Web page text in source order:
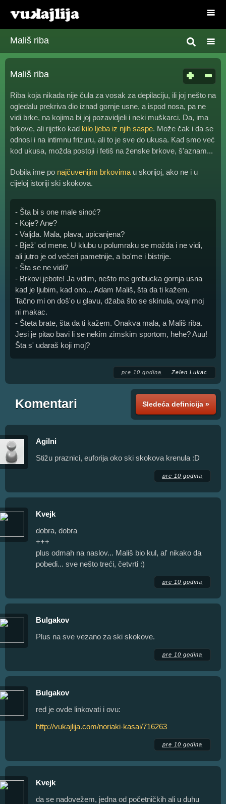
Mališ riba
Mališ riba
Riba koja nikada nije čula za vosak za depilaciju, ili joj nešto na
ogledalu prekriva dio iznad gornje usne, a ispod nosa, pa ne
vidi brke, na kojima bi joj pozavidjeli i neki muškarci. Da, ima
brkove, ali rijetko kad kilo ljeba iz njih saspe. Može čak i da se
odnosi i na intimnu frizuru, ali to je sve do ukusa. Kad smo već
kod ukusa, možda postoji i fetiš na ženske brkove, š'aznam...
Dobila ime po najčuvenijim brkovima u skorijoj, ako ne i u
cijeloj istoriji ski skokova.
- Šta bi s one male sinoć?
- Koje? Ane?
- Valjda. Mala, plava, upicanjena?
- Bjež' od mene. U klubu u polumraku se možda i ne vidi,
ali jutro je od večeri pametnije, a bo'me i bistrije.
- Šta se ne vidi?
- Brkovi jebote! Ja vidim, nešto me grebucka gornja usna
kad je ljubim, kad ono... Adam Mališ, šta da ti kažem.
Tačno mi on doš'o u glavu, džaba što se skinula, ovaj moj
ni makac.
- Šteta brate, šta da ti kažem. Onakva mala, a Mališ riba.
Jesi je pitao bavi li se nekim zimskim sportom, hehe? Auu!
Šta s' udaraš koji moj?
pre 10 godina Zelen Lukac
Sledeća definicija »
Komentari
Agilni
Stižu praznici, euforija oko ski skokova krenula :D
pre 10 godina
Kvejk
dobra, dobra
+++
plus odmah na naslov... Mališ bio kul, al' nikako da
pobedi... sve nešto treći, četvrti :)
pre 10 godina
Bulgakov
Plus na sve vezano za ski skokove.
pre 10 godina
Bulgakov
red je ovde linkovati i ovu:
http://vukajlija.com/noriaki-kasai/716263
pre 10 godina
Kvejk
da se nadovežem, jedna od početničkih ali u duhu